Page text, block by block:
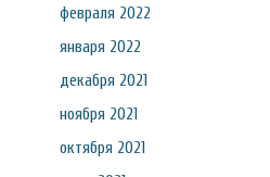
февраля 2022
января 2022
декабря 2021
ноября 2021
октября 2021